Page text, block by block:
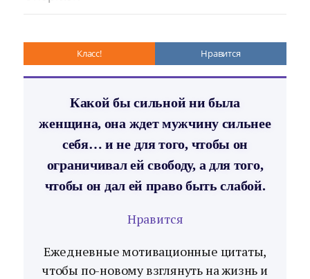
Класс! Нравится
Какой бы сильной ни была
женщина, она ждет мужчину сильнее
себя… и не для того, чтобы он
ограничивал ей свободу, а для того,
чтобы он дал ей право быть слабой.
Нравится
Ежедневные мотивационные цитаты,
чтобы по-новому взглянуть на жизнь и